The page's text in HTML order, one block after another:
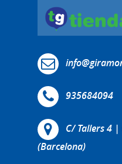
935684094
C/ Tallers 4
(Barcelona)